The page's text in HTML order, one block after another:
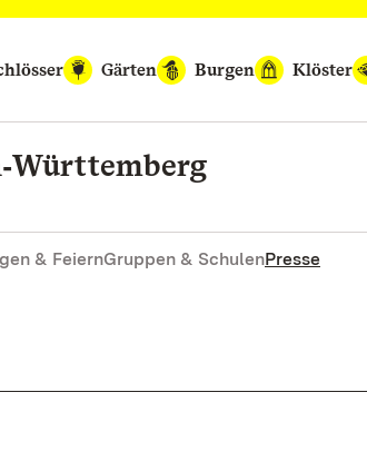
Gärten Burgen Klöster
& FeiernGruppen & SchulenPresse